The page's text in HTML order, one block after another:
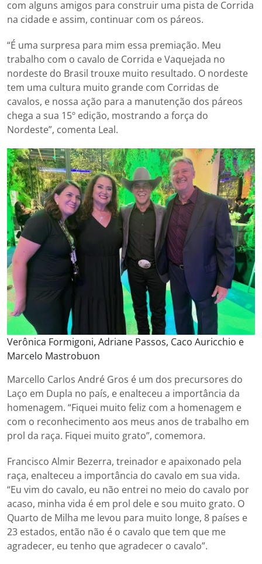
com alguns amigos para construir uma pista de Corrida
na cidade e assim, continuar com os páreos.
“É uma surpresa para mim essa premiação. Meu
trabalho com o cavalo de Corrida e Vaquejada no
nordeste do Brasil trouxe muito resultado. O nordeste
tem uma cultura muito grande com Corridas de
cavalos, e nossa ação para a manutenção dos páreos
chega a sua 15º edição, mostrando a força do
Nordeste”, comenta Leal.
Verônica Formigoni, Adriane Passos, Caco Auricchio e
Marcelo Mastrobuon
Marcello Carlos André Gros é um dos precursores do
Laço em Dupla no país, e enalteceu a importância da
homenagem. “Fiquei muito feliz com a homenagem e
com o reconhecimento aos meus anos de trabalho em
prol da raça. Fiquei muito grato”, comemora.
Francisco Almir Bezerra, treinador e apaixonado pela
raça, enalteceu a importância do cavalo em sua vida.
“Eu vim do cavalo, eu não entrei no meio do cavalo por
acaso, minha vida é em prol dele e sou muito grato. O
Quarto de Milha me levou para muito longe, 8 países e
23 estados, então não é o cavalo que tem que me
agradecer, eu tenho que agradecer o cavalo”.